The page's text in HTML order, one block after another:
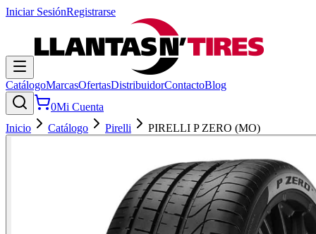
Iniciar SesiónRegistrarse
CatálogoMarcasOfertasDistribuidorContactoBlog
0Mi Cuenta
Inicio
Catálogo Pirelli PIRELLI P ZERO (MO)